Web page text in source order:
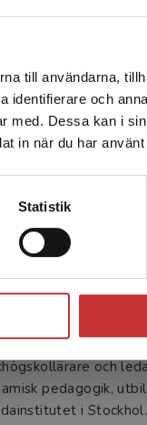
till användarna,
och
med. Dessa kan i
in när du har
Statistik
via en
leveranser utanför
Eva
och
pedagogik,
i